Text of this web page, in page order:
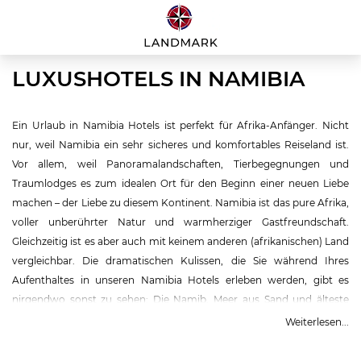
LUXUSHOTELS IN NAMIBIA
Ein Urlaub in Namibia Hotels ist perfekt für Afrika-Anfänger. Nicht
nur, weil Namibia ein sehr sicheres und komfortables Reiseland ist.
Vor allem, weil Panoramalandschaften, Tierbegegnungen und
Traumlodges es zum idealen Ort für den Beginn einer neuen Liebe
machen – der Liebe zu diesem Kontinent. Namibia ist das pure Afrika,
voller unberührter Natur und warmherziger Gastfreundschaft.
Gleichzeitig ist es aber auch mit keinem anderen (afrikanischen) Land
vergleichbar. Die dramatischen Kulissen, die Sie während Ihres
Aufenthaltes in unseren Namibia Hotels erleben werden, gibt es
nirgendwo sonst zu sehen: Die Namib, Meer aus Sand und älteste
Wüste der Welt, die sich über rund 2.000 Kilometer am Atlantik
Weiterlesen...